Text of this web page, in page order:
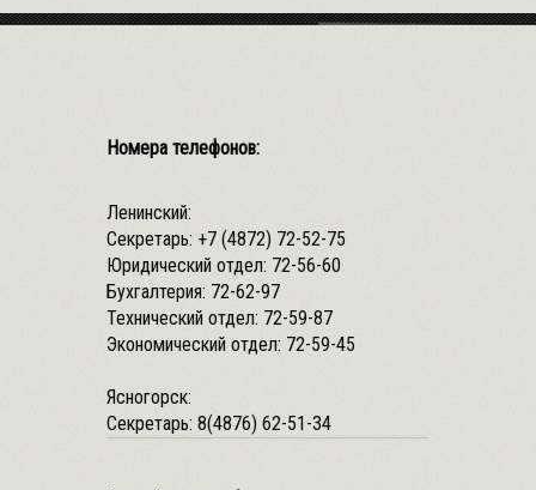
Номера телефонов:
Ленинский:
Секретарь: +7 (4872) 72-52-75
Юридический отдел: 72-56-60
Бухгалтерия: 72-62-97
Технический отдел: 72-59-87
Экономический отдел: 72-59-45
Ясногорск:
Секретарь: 8(4876) 62-51-34